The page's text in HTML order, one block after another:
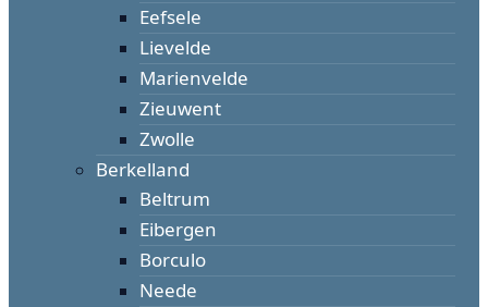
Eefsele
Lievelde
Marienvelde
Zieuwent
Zwolle
Berkelland
Beltrum
Eibergen
Borculo
Neede